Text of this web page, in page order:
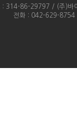
: 314-86-29797 / (주)바
전화 : 042-629-8754